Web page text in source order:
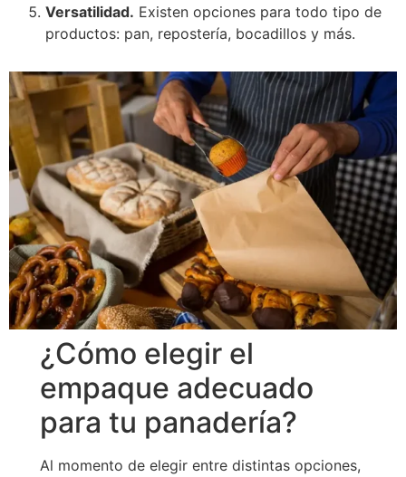
Versatilidad. Existen opciones para todo tipo de
productos: pan, repostería, bocadillos y más.
¿Cómo elegir el
empaque adecuado
para tu panadería?
Al momento de elegir entre distintas opciones,